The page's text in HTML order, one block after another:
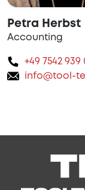
Petra Herbst
Accounting
+49 7542 939
info@tool-